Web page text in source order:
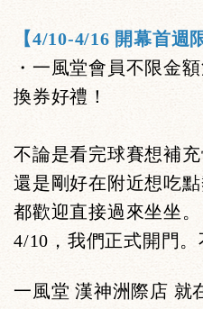
【4/10-4/16 開幕首週
・一風堂會員不限金
換券好禮！
不論是看完球賽想補充
還是剛好在附近想吃點
都歡迎直接過來坐坐。
4/10，我們正式開門。
一風堂 漢神洲際店 就